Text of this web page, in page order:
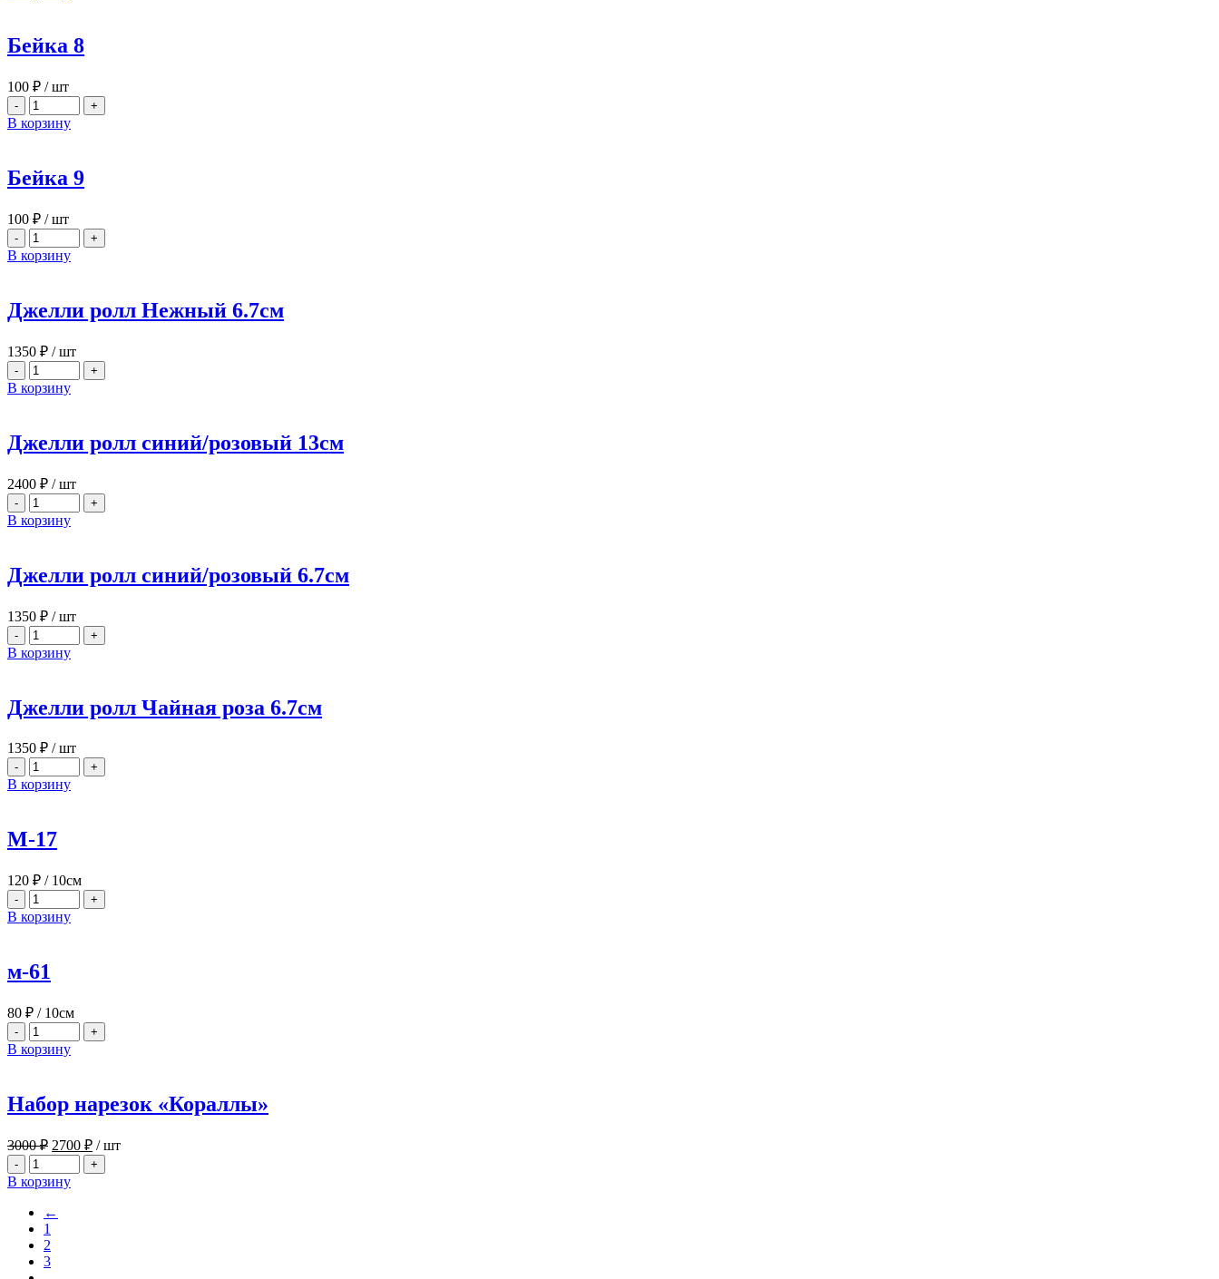
Бейка 8
100 ₽ / шт
- +
В корзину
Бейка 9
100 ₽ / шт
- +
В корзину
Джелли ролл Нежный 6.7см
1350 ₽ / шт
- +
В корзину
Джелли ролл синий/розовый 13см
2400 ₽ / шт
- +
В корзину
Джелли ролл синий/розовый 6.7см
1350 ₽ / шт
- +
В корзину
Джелли ролл Чайная роза 6.7см
1350 ₽ / шт
- +
В корзину
М-17
120 ₽ / 10см
- +
В корзину
м-61
80 ₽ / 10см
- +
В корзину
Набор нарезок «Кораллы»
3000₽ Первоначальная
цена
составляла
3000 ₽.
2700 ₽Текущая
цена:
2700 ₽.
/ шт
- +
В корзину
←
1
2
3